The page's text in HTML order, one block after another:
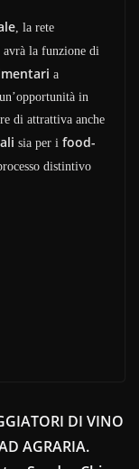
, la rete
avrà la funzione di
a
in
di attrattiva anche
sia per i food-
distintivo
DI VINO
AGRARIA.